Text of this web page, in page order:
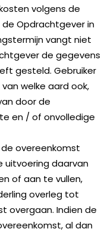
volgens de
Opdrachtgever in
vangt niet
de gegevens
gesteld. Gebruiker
welke aard ook,
door de
en / of onvolledige
overeenkomst
uitvoering daarvan
of aan te vullen,
overleg tot
overgaan. Indien de
al dan